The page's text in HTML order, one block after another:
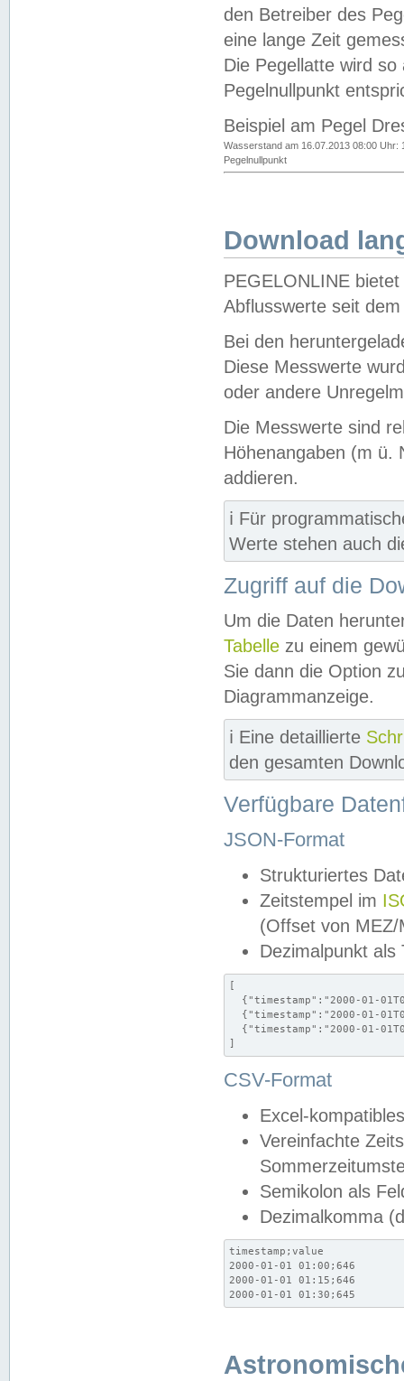
den Betreiber des
eine lange Zeit
Die Pegellatte wird
Pegelnullpunkt
Beispiel am Pegel
Wasserstand am 16.07.2013 08:00 Uhr:
Pegelnullpunkt
Download
PEGELONLINE
Abflusswerte seit
Bei den
Diese Messwerte
oder andere
Die Messwerte sind
Höhenangaben (m ü.
addieren.
ℹ️ Für
Werte stehen auch
Zugriff auf die
Um die Daten
Tabelle zu einem
Sie dann die Option
Diagrammanzeige.
ℹ️ Eine detaillierte
den gesamten
Verfügbare
JSON-Format
Strukturiertes
Zeitstempel im
(Offset von MEZ/
Dezimalpunkt als
[
{"timestamp":"2000-01-
{"timestamp":"2000-01-
{"timestamp":"2000-01-
]
CSV-Format
Excel-
Vereinfachte
Semikolon als
Dezimalkomma
timestamp;value
2000-01-01 01:00;646
2000-01-01 01:15;646
2000-01-01 01:30;645